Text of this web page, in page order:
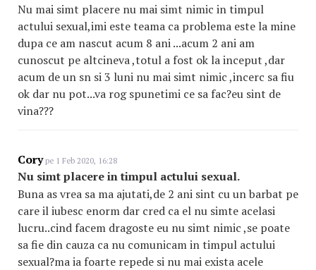
Nu mai simt placere nu mai simt nimic in timpul
actului sexual,imi este teama ca problema este la mine
dupa ce am nascut acum 8 ani ...acum 2 ani am
cunoscut pe altcineva ,totul a fost ok la inceput ,dar
acum de un sn si 3 luni nu mai simt nimic ,incerc sa fiu
ok dar nu pot...va rog spunetimi ce sa fac?eu sint de
vina???
Corype 1 Feb 2020, 16:28
Nu simt placere in timpul actului sexual.
Buna as vrea sa ma ajutati,de 2 ani sint cu un barbat pe
care il iubesc enorm dar cred ca el nu simte acelasi
lucru..cind facem dragoste eu nu simt nimic ,se poate
sa fie din cauza ca nu comunicam in timpul actului
sexual?ma ia foarte repede si nu mai exista acele